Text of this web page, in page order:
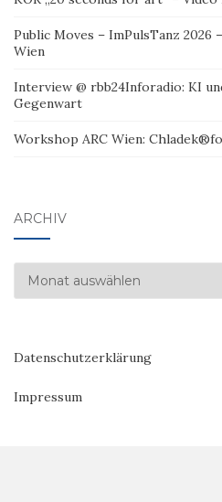
Public Moves – ImPulsTanz 2026
Wien
Interview @ rbb24Inforadio: KI
Gegenwart
Workshop ARC Wien:
ARCHIV
Archiv
Datenschutzerklärung
Impressum